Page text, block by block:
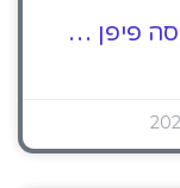
פיפן …